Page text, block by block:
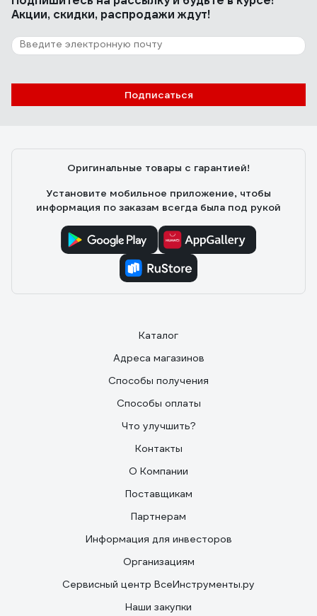
15 отзывов
Отзыв о BIHUI STARK3
Акции, скидки, распродажи ждут!
Подписаться
Оригинальные товары с гарантией!
Установите мобильное приложение, чтобы
информация по заказам всегда была под рукой
Каталог
Адреса магазинов
Способы получения
Способы оплаты
Что улучшить?
Контакты
О Компании
Поставщикам
Партнерам
Информация для инвесторов
Организациям
Сервисный центр ВсеИнструменты.ру
Наши закупки